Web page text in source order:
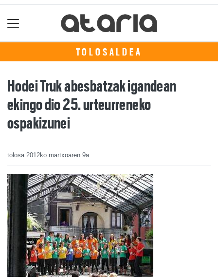
TOLOSALDEA
Hodei Truk abesbatzak igandean
ekingo dio 25. urteurreneko
ospakizunei
tolosa 2012ko martxoaren 9a